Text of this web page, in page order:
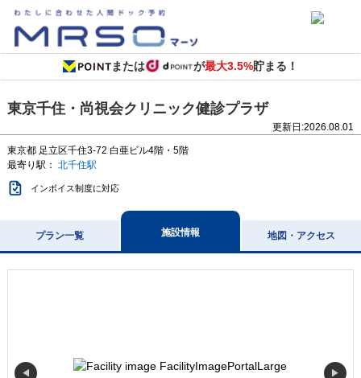
または が最大3.5%貯まる！
東京千住・尚視会クリニック健診プラザ
更新日:2026.08.01
東京都 足立区千住3-72 白亜ビル4階・5階
最寄り駅： 北千住駅
インボイス制度に対応
プラン一覧 施設情報 地図・アクセス
◀ ▶